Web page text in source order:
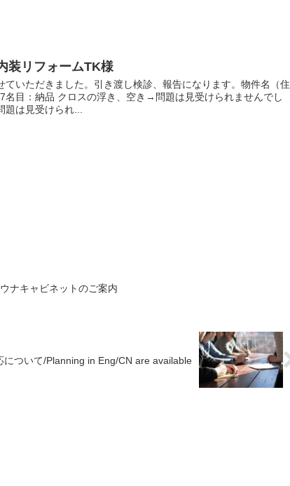
装リフォームTK様
ていただきました。引き渡し検診、報告になります。物件名（住
名目：納品 クロスの浮き、空き→問題は見受けられませんでし
は見受けられ...
ナキャビネットのご案内
について/Planning in Eng/CN are available